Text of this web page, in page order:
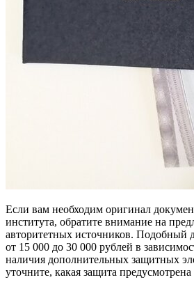
Если вам необходим оригинал
института, обратите внимание на
авторитетных источников. Подобный
от 15 000 до 30 000 рублей в
наличия дополнительных защитных
уточните, какая защита